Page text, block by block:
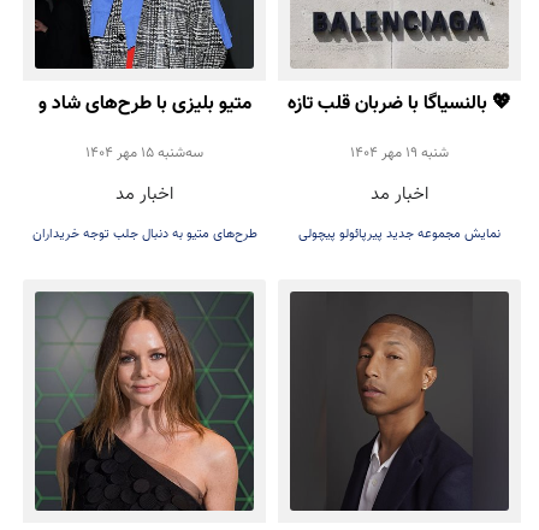
💖 بالنسیاگا با ضربان قلب تازه
بازمی‌گرددشنبه 19 مهر 1404
اخبار مد
نمایش مجموعه جدید پیرپائولو پیچولی
متیو بلیزی با طرح‌های شاد و
سرزنده، شروعی دوباره برای
طراحی‌های شانل رقم زد
سه‌شنبه 15 مهر 1404
اخبار مد
طرح‌های متیو به دنبال جلب توجه خریداران